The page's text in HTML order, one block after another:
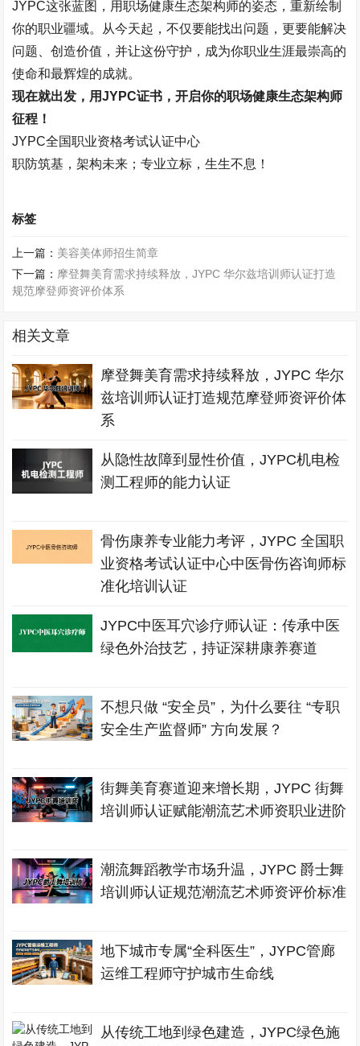
JYPC这张蓝图，用职场健康生态架构师的姿态，重新绘制
你的职业疆域。从今天起，不仅要能找出问题，更要能解决
问题、创造价值，并让这份守护，成为你职业生涯最崇高的
使命和最辉煌的成就。
现在就出发，用JYPC证书，开启你的职场健康生态架构师
征程！
JYPC全国职业资格考试认证中心
职防筑基，架构未来；专业立标，生生不息！
标签
上一篇： 美容美体师招生简章
下一篇： 摩登舞美育需求持续释放，JYPC 华尔兹培训师认证打造
规范摩登师资评价体系
相关文章
摩登舞美育需求持续释放，JYPC 华尔
兹培训师认证打造规范摩登师资评价体
系
从隐性故障到显性价值，JYPC机电检
测工程师的能力认证
骨伤康养专业能力考评，JYPC 全国职
业资格考试认证中心中医骨伤咨询师标
准化培训认证
JYPC中医耳穴诊疗师认证：传承中医
绿色外治技艺，持证深耕康养赛道
不想只做 “安全员”，为什么要往 “专职
安全生产监督师” 方向发展？
街舞美育赛道迎来增长期，JYPC 街舞
培训师认证赋能潮流艺术师资职业进阶
潮流舞蹈教学市场升温，JYPC 爵士舞
培训师认证规范潮流艺术师资评价标准
地下城市专属“全科医生”，JYPC管廊
运维工程师守护城市生命线
从传统工地到绿色建造，JYPC绿色施